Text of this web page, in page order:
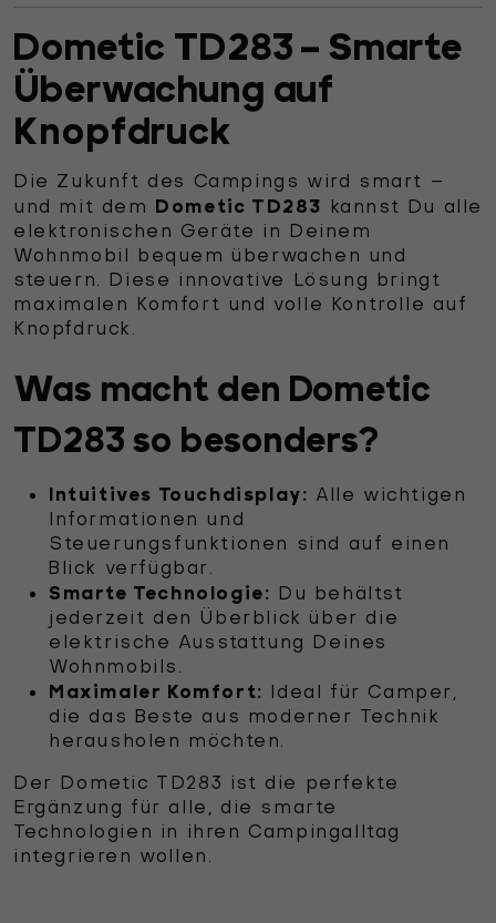
Dometic TD283 – Smarte
Überwachung auf
Knopfdruck
Die Zukunft des Campings wird smart –
und mit dem Dometic TD283 kannst Du alle
elektronischen Geräte in Deinem
Wohnmobil bequem überwachen und
steuern. Diese innovative Lösung bringt
maximalen Komfort und volle Kontrolle auf
Knopfdruck.
Was macht den Dometic
TD283 so besonders?
Intuitives Touchdisplay: Alle wichtigen
Informationen und
Steuerungsfunktionen sind auf einen
Blick verfügbar.
Smarte Technologie: Du behältst
jederzeit den Überblick über die
elektrische Ausstattung Deines
Wohnmobils.
Maximaler Komfort: Ideal für Camper,
die das Beste aus moderner Technik
herausholen möchten.
Der Dometic TD283 ist die perfekte
Ergänzung für alle, die smarte
Technologien in ihren Campingalltag
integrieren wollen.